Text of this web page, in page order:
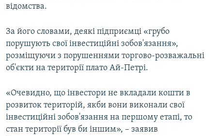
ВІДЕОУРОКИ «ELIFBE»
УКРАЇНСЬКА ПРОБЛЕМА КРИМУ
ІНФОГРАФІКА
Русский
Qırımtatar
ДОЛУЧАЙСЯ!
Усі сайти RFE/RL
відомства.
За його словами, деякі підприємці «грубо
порушують свої інвестиційні зобов'язання»,
розміщуючи з порушеннями торгово-розважальні
об'єкти на території плато Ай-Петрі.
«Очевидно, що інвестори не вкладали кошти в
розвиток територій, якби вони виконали свої
інвестиційні зобов'язання на першому етапі, то
стан території був би іншим», – заявив